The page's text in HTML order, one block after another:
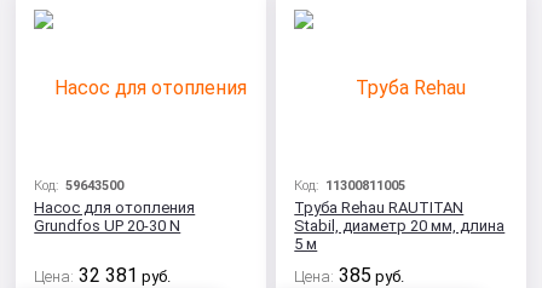
Код:59643500
Насос для отопления
Grundfos UP 20-30 N
Цена: 32 381 руб.
Код: 11300811005
Труба Rehau RAUTITAN
Stabil, диаметр 20 мм, длина
5 м
Цена: 385 руб.